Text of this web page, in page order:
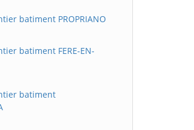
batiment PROPRIANO
batiment FERE-EN-
batiment